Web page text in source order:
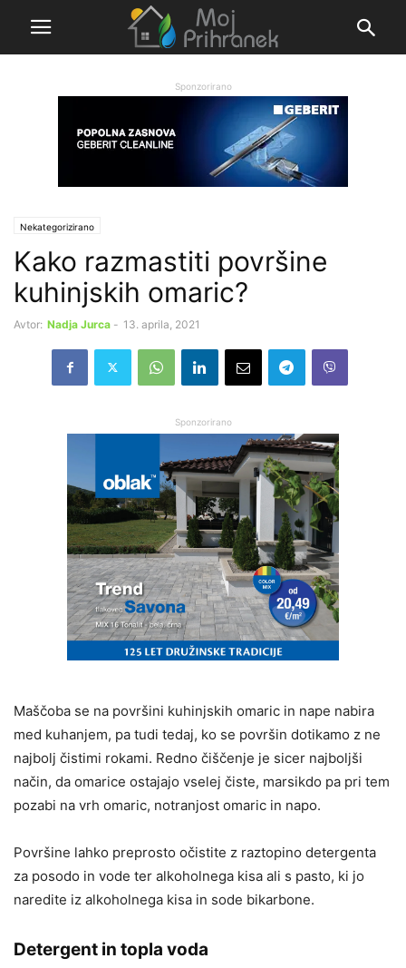
Sponzorirano
Nekategorizirano
Kako razmastiti površine
kuhinjskih omaric?
Avtor: Nadja Jurca - 13. aprila, 2021
Sponzorirano
Maščoba se na površini kuhinjskih omaric in nape nabira
med kuhanjem, pa tudi tedaj, ko se površin dotikamo z ne
najbolj čistimi rokami. Redno čiščenje je sicer najboljši
način, da omarice ostajajo vselej čiste, marsikdo pa pri tem
pozabi na vrh omaric, notranjost omaric in napo.
Površine lahko preprosto očistite z raztopino detergenta
za posodo in vode ter alkoholnega kisa ali s pasto, ki jo
naredite iz alkoholnega kisa in sode bikarbone.
Detergent in topla voda